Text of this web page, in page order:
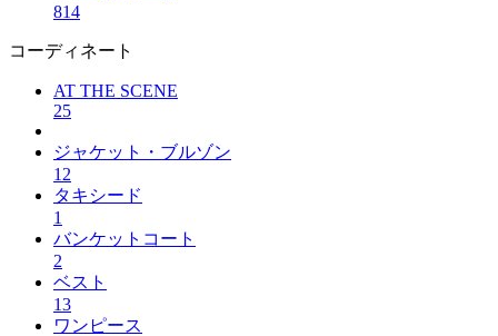
814
コーディネート
AT THE SCENE
25
ジャケット・ブルゾン
12
タキシード
1
バンケットコート
2
ベスト
13
ワンピース